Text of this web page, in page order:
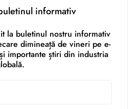
informativ
la buletinul nostru informativ
dimineață de vineri pe e-
importante știri din industria